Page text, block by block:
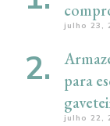
julho 23,
para
julho 22,